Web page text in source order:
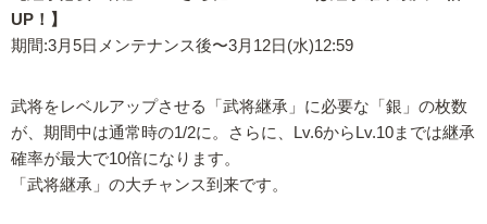
UP！】
期間:3月5日メンテナンス後〜3月12日(水)12:59
武将をレベルアップさせる「武将継承」に必要な「銀」の枚数
が、期間中は通常時の1/2に。さらに、Lv.6からLv.10までは継承
確率が最大で10倍になります。
「武将継承」の大チャンス到来です。